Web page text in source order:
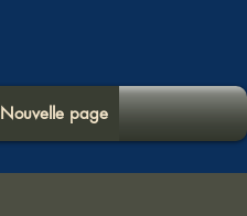
Nouvelle page